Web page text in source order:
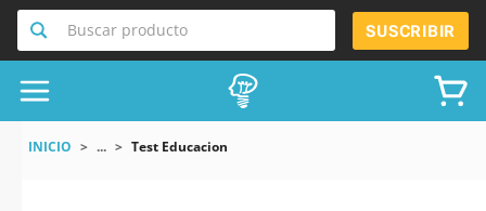
Buscar producto SUSCRIBIR
INICIO ... Test Educacion